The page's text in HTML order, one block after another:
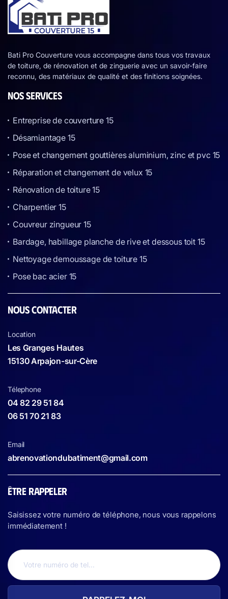
Bati Pro Couverture vous accompagne dans tous vos travaux
de toiture, de rénovation et de zinguerie avec un savoir-faire
reconnu, des matériaux de qualité et des finitions soignées.
NOS SERVICES
Entreprise de couverture 15
Désamiantage 15
Pose et changement gouttières aluminium, zinc et pvc 15
Réparation et changement de velux 15
Rénovation de toiture 15
Charpentier 15
Couvreur zingueur 15
Bardage, habillage planche de rive et dessous toit 15
Nettoyage demoussage de toiture 15
Pose bac acier 15
NOUS CONTACTER
Location
Les Granges Hautes
15130 Arpajon-sur-Cère
Télephone
04 82 29 51 84
06 51 70 21 83
Email
abrenovationdubatiment@gmail.com
ÊTRE RAPPELER
Saisissez votre numéro de téléphone, nous vous rappelons
immédiatement !